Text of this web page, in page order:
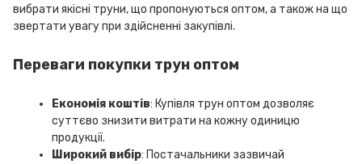
вибрати якісні труни, що пропонуються оптом, а також на що
звертати увагу при здійсненні закупівлі.
Переваги покупки трун оптом
Економія коштів: Купівля трун оптом дозволяє
суттєво знизити витрати на кожну одиницю
продукції.
Широкий вибір: Постачальники зазвичай